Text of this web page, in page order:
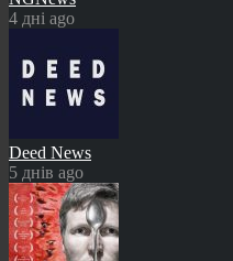
4 дні ago
Deed News
5 днів ago